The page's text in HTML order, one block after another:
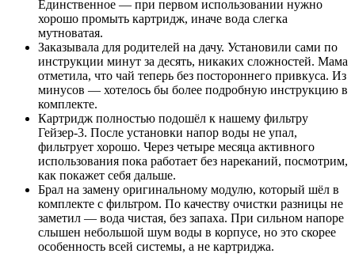
Единственное — при первом использовании нужно
хорошо промыть картридж, иначе вода слегка
мутноватая.
Заказывала для родителей на дачу. Установили сами по
инструкции минут за десять, никаких сложностей. Мама
отметила, что чай теперь без постороннего привкуса. Из
минусов — хотелось бы более подробную инструкцию в
комплекте.
Картридж полностью подошёл к нашему фильтру
Гейзер-3. После установки напор воды не упал,
фильтрует хорошо. Через четыре месяца активного
использования пока работает без нареканий, посмотрим,
как покажет себя дальше.
Брал на замену оригинальному модулю, который шёл в
комплекте с фильтром. По качеству очистки разницы не
заметил — вода чистая, без запаха. При сильном напоре
слышен небольшой шум воды в корпусе, но это скорее
особенность всей системы, а не картриджа.